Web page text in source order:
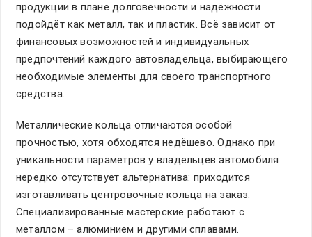
продукции в плане долговечности и надёжности
подойдёт как металл, так и пластик. Всё зависит от
финансовых возможностей и индивидуальных
предпочтений каждого автовладельца, выбирающего
необходимые элементы для своего транспортного
средства.
Металлические кольца отличаются особой
прочностью, хотя обходятся недёшево. Однако при
уникальности параметров у владельцев автомобиля
нередко отсутствует альтернатива: приходится
изготавливать центровочные кольца на заказ.
Специализированные мастерские работают с
металлом – алюминием и другими сплавами.